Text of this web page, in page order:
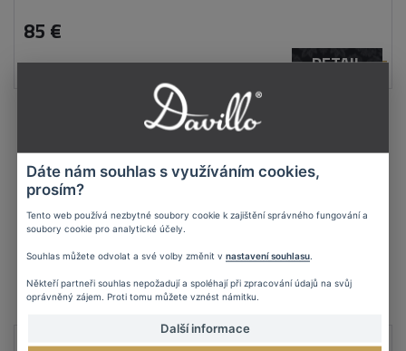
85 €
DETAIL
Abstrakcia ručne maľovaný obraz panorámu
Dáte nám souhlas s využíváním cookies,
prosím?
Tento web používá nezbytné soubory cookie k zajištění správného fungování a
soubory cookie pro analytické účely.
Souhlas můžete odvolat a své volby změnit v nastavení souhlasu
Někteří partneři souhlas nepožadují a spoléhají při zpracování údajů na svůj
oprávněný zájem. Proti tomu můžete vznést námitku.
Další informace